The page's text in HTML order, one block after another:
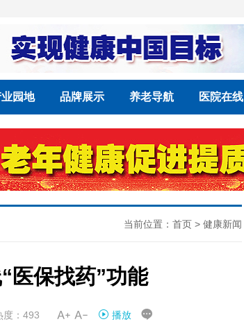
园地 品牌展示 养老导航 医院在线
当前位置： 首页 > 健康新闻
医保找药”功能
：493  播放 